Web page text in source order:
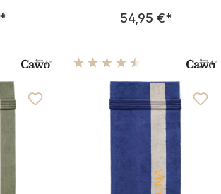
Preis:
* Regulärer
54,95 €*
Bewertung von 4.88 von 5 Sternen
Durchschnittliche